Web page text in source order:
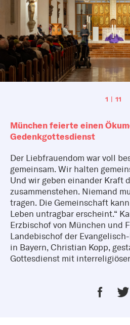
München feierte einen
Gedenkgottesdienst
Der Liebfrauendom war voll
gemeinsam. Wir halten
Und wir geben einander Kraft
zusammenstehen. Niemand
tragen. Die Gemeinschaft
Leben untragbar erscheint.“
Erzbischof von München und
Landebischof der
in Bayern, Christian Kopp,
Gottesdienst mit
1 | 11